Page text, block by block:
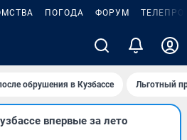
ПОГОДА ФОРУМ
обрушения в Кузбассе Льготный
впервые за лето